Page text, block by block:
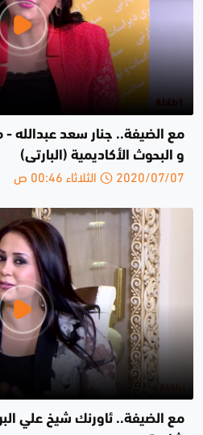
مع الضيفة.. جنار سعد عبدالله -
و البحوث الأكاديمية (البارتى)
2020/07/07 الثلاثاء 00:46 ص
مع الضيفة.. ئاورنك شيخ علي